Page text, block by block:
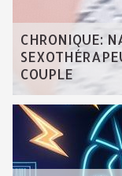
CHRONIQUE:
COUPLE